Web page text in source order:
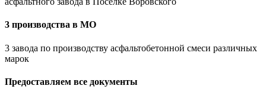
3 производства в МО
3 завода по производству асфальтобетонной смеси различных
марок
Предоставляем все документы